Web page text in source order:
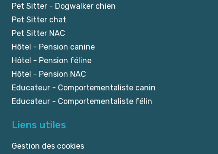
Pet Sitter - Dogwalker chien
Pet Sitter chat
Pet Sitter NAC
Hôtel - Pension canine
Hôtel - Pension féline
Hôtel - Pension NAC
Educateur - Comportementaliste canin
Educateur - Comportementaliste félin
Liens utiles
Gestion des cookies